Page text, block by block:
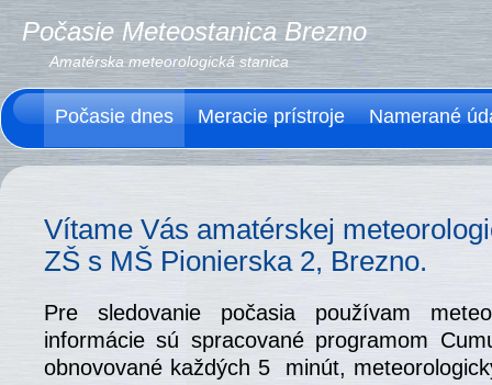
Počasie Meteostanica Brezno
Amatérska meteorologická stanica
Počasie dnes Meracie prístroje Namerané
Vítame Vás amatérskej
ZŠ s MŠ Pionierska 2, Brezno.
Pre sledovanie počasia používam
informácie sú spracované programom
obnovované každých 5 minút,